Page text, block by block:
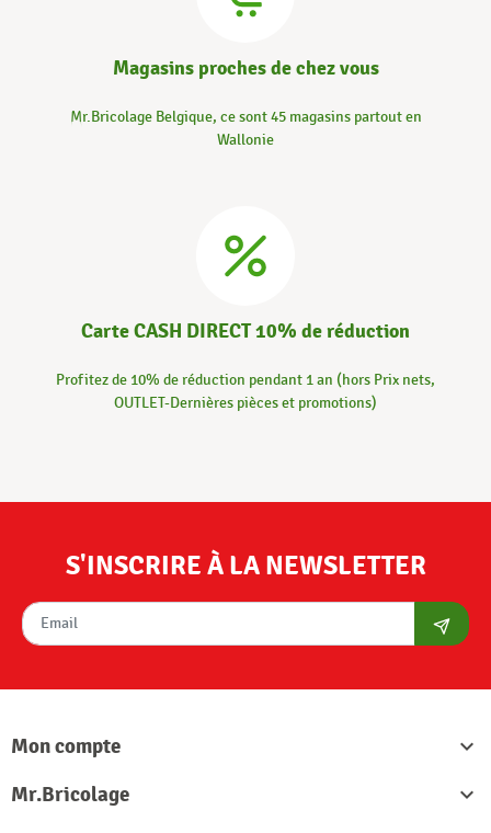
Magasins proches de chez vous
Mr.Bricolage Belgique, ce sont 45 magasins partout en
Wallonie
Carte CASH DIRECT 10% de réduction
Profitez de 10% de réduction pendant 1 an (hors Prix nets,
OUTLET-Dernières pièces et promotions)
S'INSCRIRE À LA NEWSLETTER
Mon compte

Mr.Bricolage
